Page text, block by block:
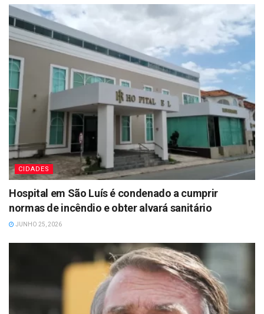
CIDADES
Hospital em São Luís é condenado a cumprir
normas de incêndio e obter alvará sanitário
JUNHO 25, 2026